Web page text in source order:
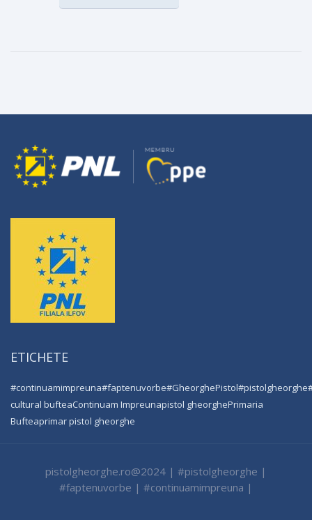
ETICHETE
#continuamimpreuna#faptenuvorbe#GheorghePistol#pistolgheorghe
cultural bufteaContinuam Impreunapistol gheorghePrimaria
Bufteaprimar pistol gheorghe
pistolgheorghe.ro@2024 | #pistolgheorghe |
#faptenuvorbe | #continuamimpreuna |